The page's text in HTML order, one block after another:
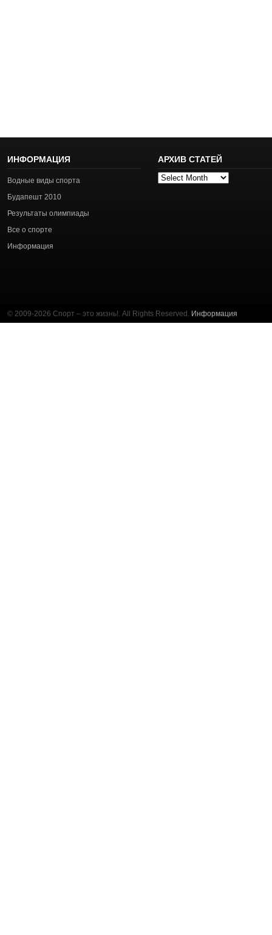
ИНФОРМАЦИЯ
Водные виды спорта
Будапешт 2010
Результаты олимпиады
Все о спорте
Информация
АРХИВ СТАТЕЙ
Архив
© 2009-2026 Спорт – это жизнь!. All Rights Reserved. Информация